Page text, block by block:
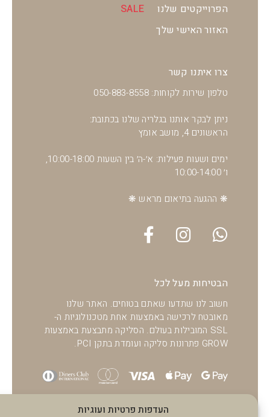
העדפות פרטיות ועוגיות
הפרוייקטים שלנו
האזור האישי שלך
SALE
צרו איתנו קשר
טלפון שירות לקוחות: 050-883-8558
ניתן לבקר אותנו בגלריה שלנו בכתובת:
הראשונים 4, מושב אומץ
ימים ושעות פעילות: א׳-ה׳ בין השעות 10:00-18:00,
ו׳ 10:00-14:00
❋ ההגעה בתיאום מראש ❋
הבטיחות מעל לכל
חשוב לנו שתדעו שאתם בטוחים. האתר שלנו
מאובטח לרכישה באמצעות אחת מטכנולוגיות ה-
SSL המובילות בעולם. הסליקה מתבצעת באמצעות
GROW פתרונות סליקה ועומדת בתקן PCI.